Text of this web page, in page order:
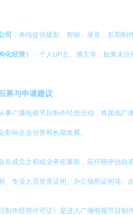
司 ：单纯提供摄影、剪辑、录音、后期制
化经营） ：个人UP主、博主等，如果未
果与申请建议
事广播电视节目制作经营活动，将面临
影响企业信誉和长期发展。
在成立之初或业务拓展前，应仔细评估
、专业人员资质证明、办公场所证明等。
制作经营许可证》是进入广播电视节目